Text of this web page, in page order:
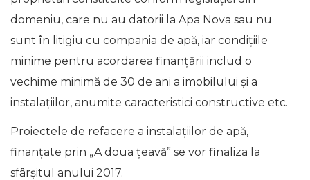
domeniu, care nu au datorii la Apa Nova sau nu
sunt în litigiu cu compania de apă, iar condițiile
minime pentru acordarea finanțării includ o
vechime minimă de 30 de ani a imobilului și a
instalațiilor, anumite caracteristici constructive etc.
Proiectele de refacere a instalațiilor de apă,
finanțate prin „A doua țeavă” se vor finaliza la
sfârșitul anului 2017.